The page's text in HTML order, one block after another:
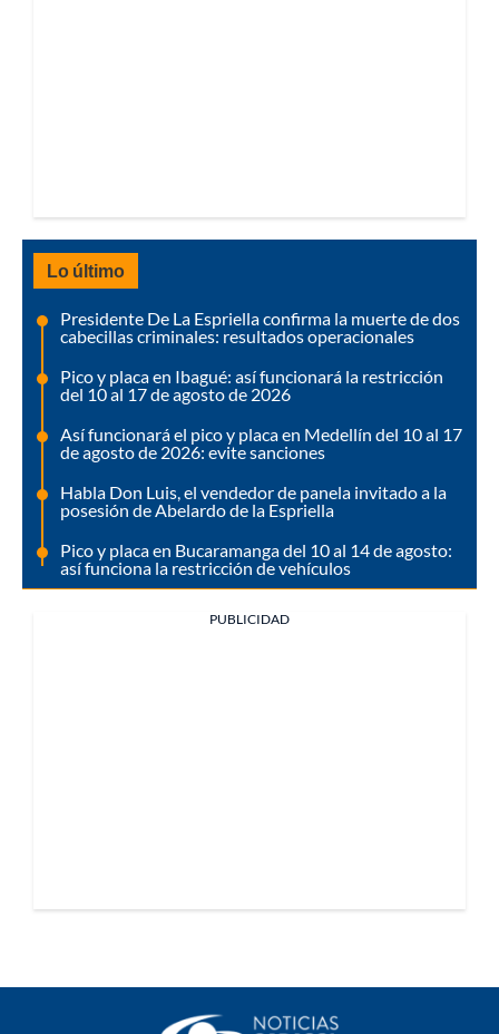
Lo último
Presidente De La Espriella confirma la muerte de dos
cabecillas criminales: resultados operacionales
Pico y placa en Ibagué: así funcionará la restricción
del 10 al 17 de agosto de 2026
Así funcionará el pico y placa en Medellín del 10 al 17
de agosto de 2026: evite sanciones
Habla Don Luis, el vendedor de panela invitado a la
posesión de Abelardo de la Espriella
Pico y placa en Bucaramanga del 10 al 14 de agosto:
así funciona la restricción de vehículos
PUBLICIDAD